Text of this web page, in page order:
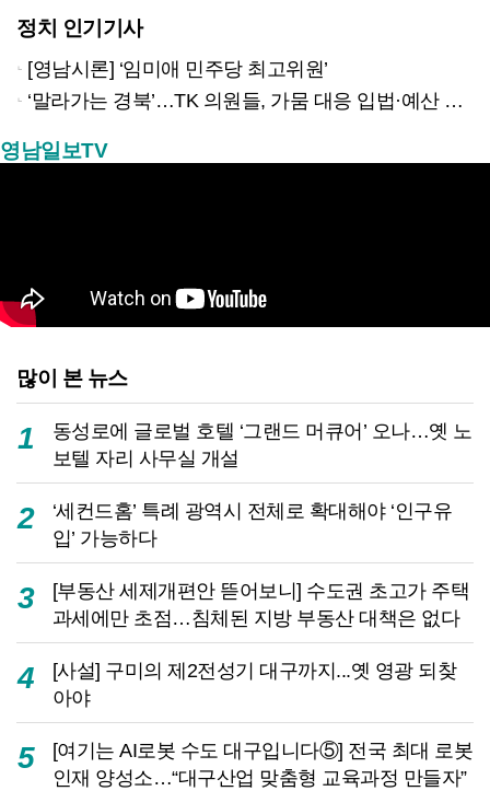
정치 인기기사
[영남시론] ‘임미애 민주당 최고위원’
‘말라가는 경북’…TK 의원들, 가뭄 대응 입법·예산 확보 나선다
영남일보TV
많이 본 뉴스
1
동성로에 글로벌 호텔 ‘그랜드 머큐어’ 오나…옛 노
보텔 자리 사무실 개설
2
‘세컨드홈’ 특례 광역시 전체로 확대해야 ‘인구유
입’ 가능하다
3
[부동산 세제개편안 뜯어보니] 수도권 초고가 주택
과세에만 초점…침체된 지방 부동산 대책은 없다
4
[사설] 구미의 제2전성기 대구까지...옛 영광 되찾
아야
5
[여기는 AI로봇 수도 대구입니다⑤] 전국 최대 로봇
인재 양성소…“대구산업 맞춤형 교육과정 만들자”